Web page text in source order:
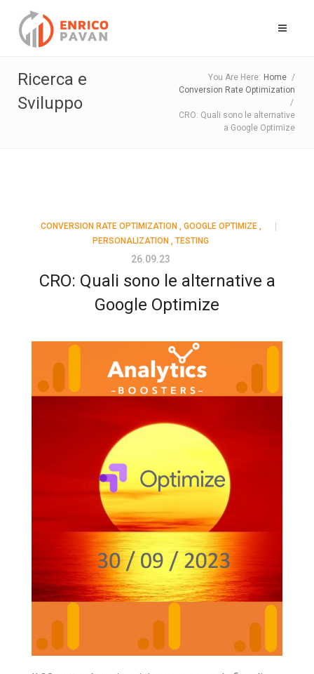
Ricerca e
Sviluppo
You Are Here: Home /
Conversion Rate Optimization
/
CRO: Quali sono le alternative
a Google Optimize
CONVERSION RATE OPTIMIZATION , GOOGLE OPTIMIZE,
PERSONALIZATION , TESTING
26.09.23
CRO: Quali sono le alternative a
Google Optimize